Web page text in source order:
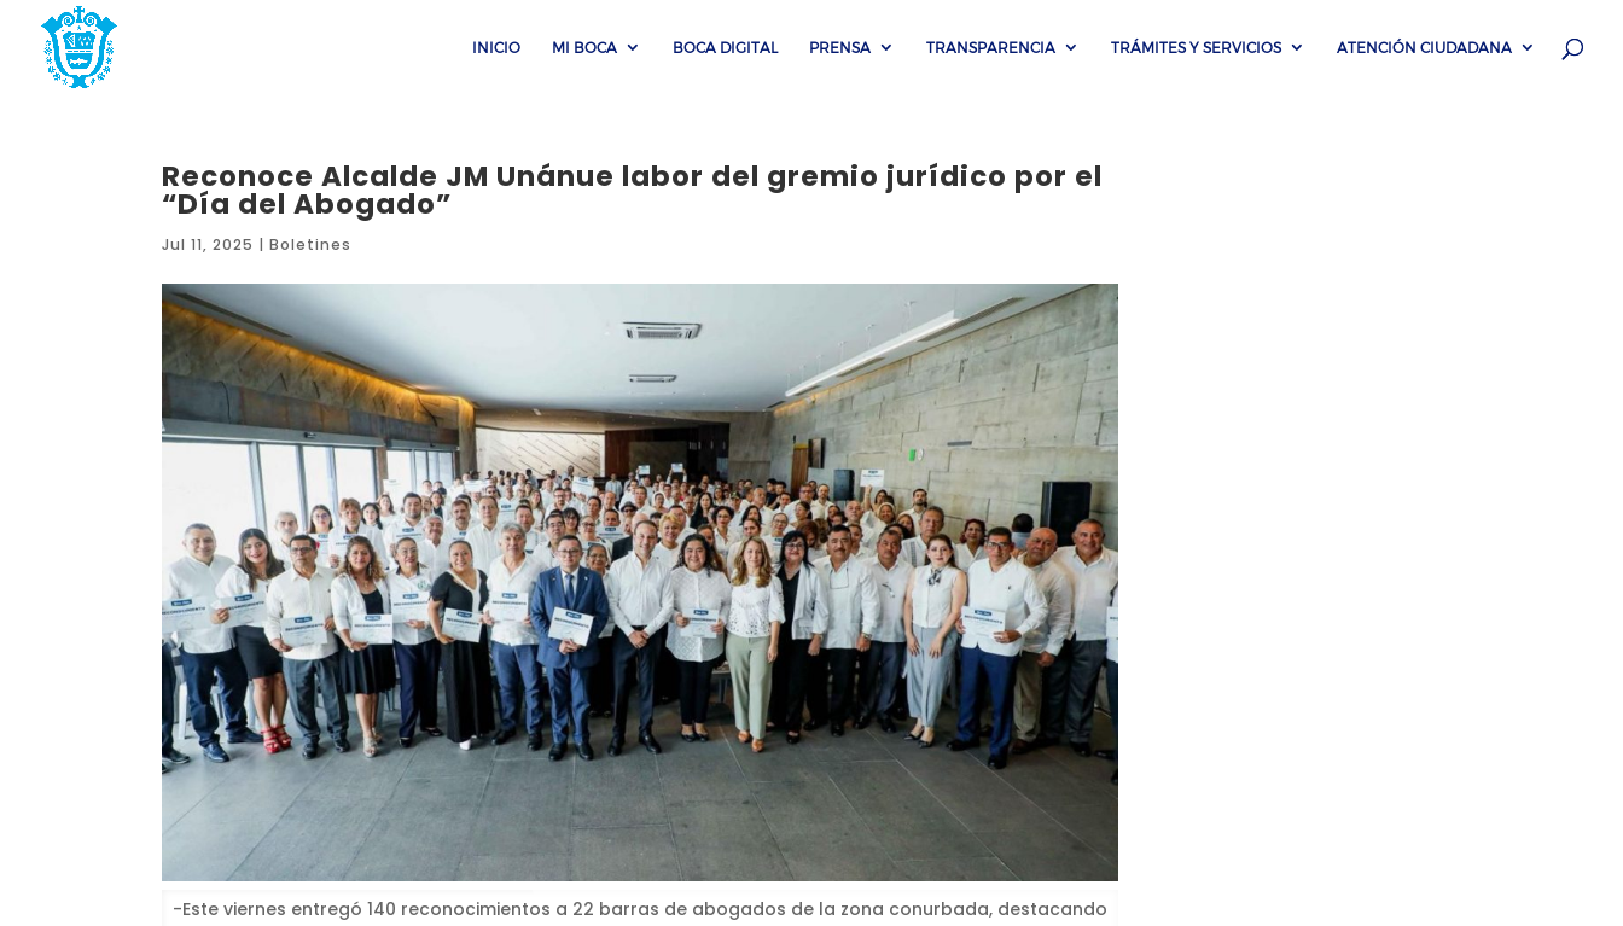
INICIO MI BOCA BOCA DIGITAL PRENSA TRANSPARENCIA TRÁMITES Y SERVICIOS ATENCIÓN CIUDADANA
Reconoce Alcalde JM Unánue labor del gremio jurídico por el
“Día del Abogado”
Jul 11, 2025 |Boletines
-Este viernes entregó 140 reconocimientos a 22 barras de abogados de la zona conurbada, destacando